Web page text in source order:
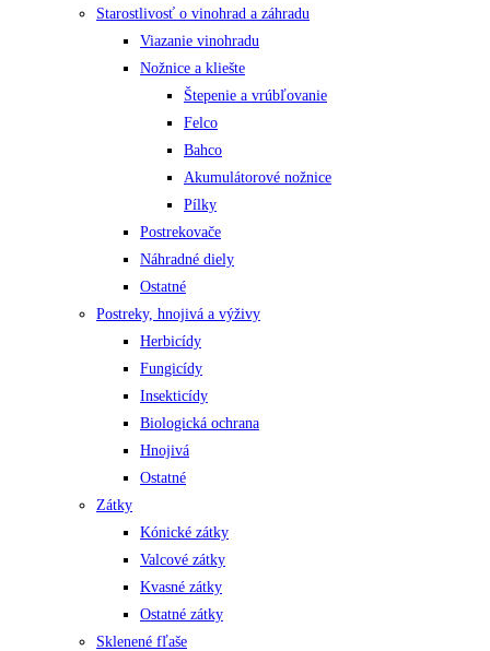
Starostlivosť o vinohrad a záhradu
Viazanie vinohradu
Nožnice a kliešte
Štepenie a vrúbľovanie
Felco
Bahco
Akumulátorové nožnice
Pílky
Postrekovače
Náhradné diely
Ostatné
Postreky, hnojivá a výživy
Herbicídy
Fungicídy
Insekticídy
Biologická ochrana
Hnojivá
Ostatné
Zátky
Kónické zátky
Valcové zátky
Kvasné zátky
Ostatné zátky
Sklenené fľaše